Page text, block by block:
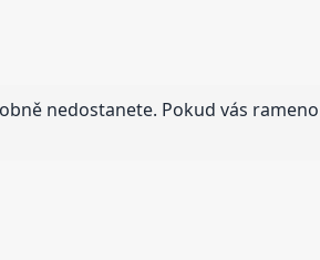
nedostanete. Pokud vás